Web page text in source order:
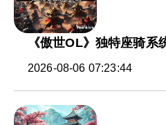
《傲世OL》独特座骑系
2026-08-06 07:23:44